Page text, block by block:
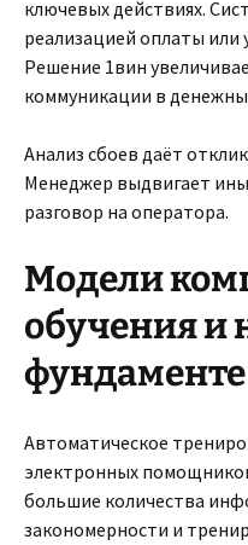
ключевых действиях.
реализацией оплаты
Решение 1вин
коммуникации в
Анализ сбоев даёт
Менеджер выдвигает
разговор на оператора.
Модели
обучения и
фундаменте
Автоматическое
электронных
большие количества
закономерности и